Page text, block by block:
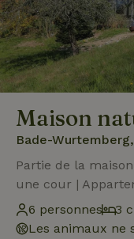
Maison
Bade-
Partie de la
une cour |
6 personnes
3
Les animaux ne